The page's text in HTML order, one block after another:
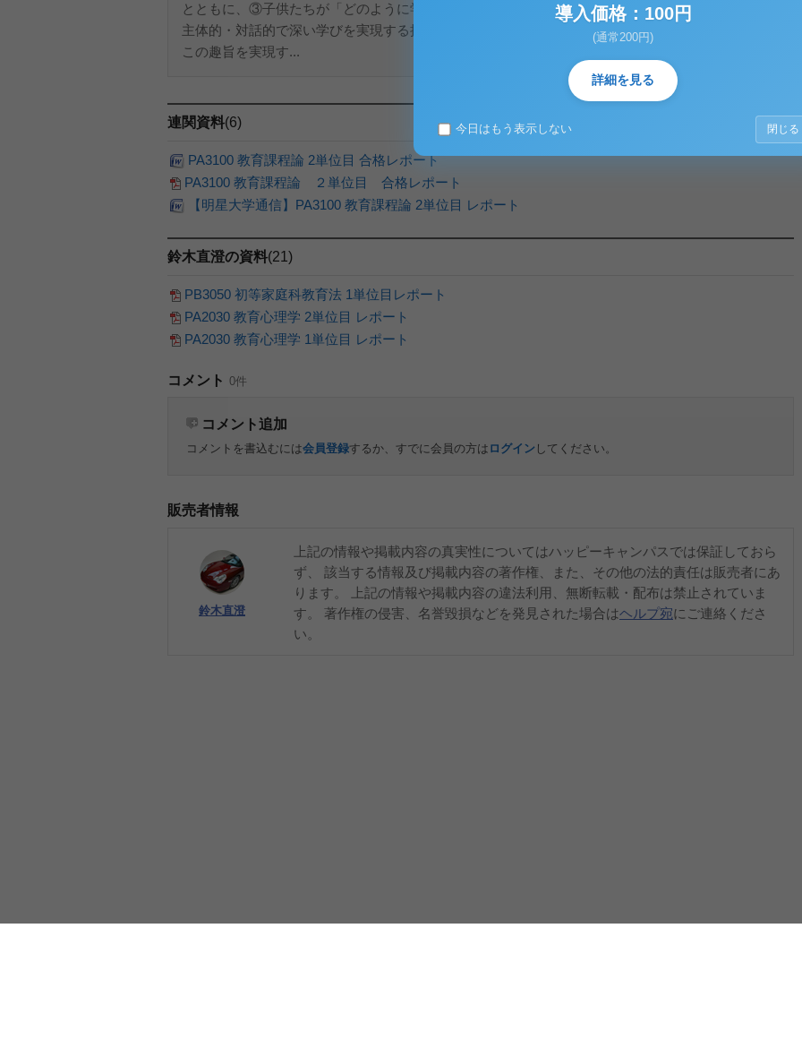
とともに、③子供たちが「どのように学ぶか」という視点から単元などのまとまりを見通しながら
主体的・対話的で深い学びを実現する授業改善が目指されている。
この趣旨を実現す...
連関資料(6)
PA3100 教育課程論 2単位目 合格レポート
PA3100 教育課程論 ２単位目 合格レポート
【明星大学通信】PA3100 教育課程論 2単位目 レポート
鈴木直澄の資料(21)
PB3050 初等家庭科教育法 1単位目レポート
PA2030 教育心理学 2単位目 レポート
PA2030 教育心理学 1単位目 レポート
コメント 0件
コメント追加
コメントを書込むには会員登録するか、すでに会員の方は ログイン してください。
販売者情報
鈴木直澄
上記の情報や掲載内容の真実性についてはハッピーキャンパスでは保証しておら
ず、 該当する情報及び掲載内容の著作権、また、その他の法的責任は販売者にあ
ります。 上記の情報や掲載内容の違法利用、無断転載・配布は禁止されていま
す。 著作権の侵害、名誉毀損などを発見された場合はヘルプ宛にご連絡くださ
い。
導入価格：100円
(通常200円)
詳細を見る
今日はもう表示しない 閉じる